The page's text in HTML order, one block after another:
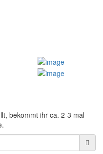
bekommt ihr ca. 2-3 mal